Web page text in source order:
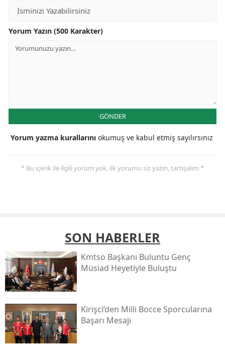
Yorum Yazın (500 Karakter)
GÖNDER
Yorum yazma kurallarını okumuş ve kabul etmiş sayılırsınız
* Bu içerik ile ilgili yorum yok, ilk yorumu siz yazın, tartışalım *
SON HABERLER
Kmtso Başkanı Buluntu Genç
Müsi̇ad Heyetiyle Buluştu
Kirişci’den Milli Bocce Sporcularına
Başarı Mesajı